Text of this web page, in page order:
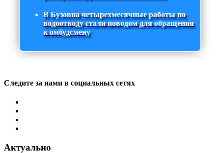
В Бузовна четырехмесячные работы по
водоотводу стали поводом для обращения
к омбудсмену
Следите за нами в социальных сетях
Актуально